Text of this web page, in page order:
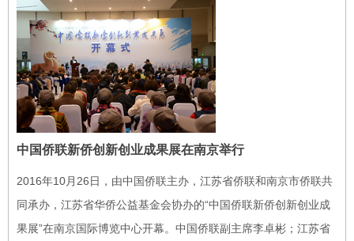
中国侨联新侨创新创业成果展在南京举行
2016年10月26日，由中国侨联主办，江苏省侨联和南京市侨联共
同承办，江苏省华侨公益基金会协办的“中国侨联新侨创新创业成
果展”在南京国际博览中心开幕。中国侨联副主席李卓彬；江苏省